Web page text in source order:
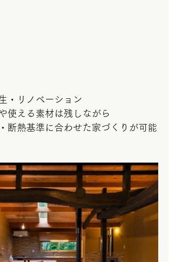
・リノベーション
使える素材は残しながら
断熱基準に合わせた家づくりが可能